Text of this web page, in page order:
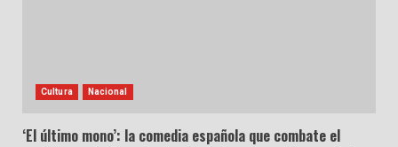
Cultura Nacional
‘El último mono’: la comedia española que combate el